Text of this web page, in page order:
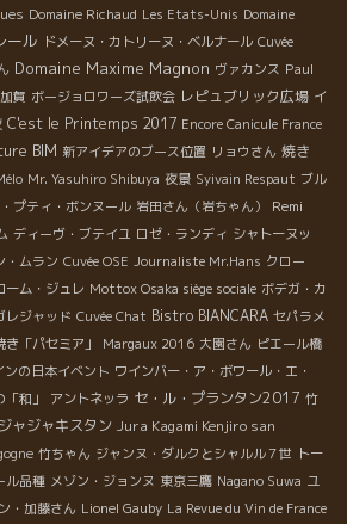
Domaine Richaud Les Etats-Unis Domaine
ール ドメーヌ・カトリーヌ・ベルナール Cuvée
Domaine Maxime Magnon ヴァカンス Paul
加賀 ボージョロワーズ試飲会 レピュブリック広場 イ
C'est le Printemps 2017 Encore Canicule France
BIM 新アイデアのブース位置 リョウさん 焼き
Mr. Yasuhiro Shibuya 夜景 Syivain Respaut ブル
プティ・ボンヌール 岩田さん（岩ちゃん）
Remi
ディーヴ・ブテイユ ロゼ・ランディ シャトーヌッ
・ムラン Cuvée OSE Journaliste Mr.Hans クロー
ーム・ジュレ Mottox Osaka siège sociale ボデガ・カ
レジャッド Cuvée Chat Bistro BIANCARA セパラメ
き「パセミア」 Margaux 2016 大園さん ピエール橋
ンの日本イベント ワインバー・ア・ボワール・エ・
和」 アントネッラ セ・ル・プランタン2017 竹
ジャジャキスタン Jura Kagami Kenjiro san
竹ちゃん ジャンヌ・ダルクとシャルル７世 トー
ル品種 メゾン・ジョンヌ 東京三鷹 Nagano Suwa ユ
・加藤さん Lionel Gauby La Revue du Vin de France